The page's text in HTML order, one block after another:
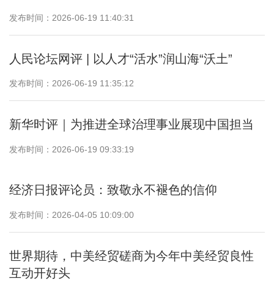
发布时间：2026-06-19 11:40:31
人民论坛网评 | 以人才“活水”润山海“沃土”
发布时间：2026-06-19 11:35:12
新华时评｜为推进全球治理事业展现中国担当
发布时间：2026-06-19 09:33:19
经济日报评论员：致敬永不褪色的信仰
发布时间：2026-04-05 10:09:00
世界期待，中美经贸磋商为今年中美经贸良性
互动开好头